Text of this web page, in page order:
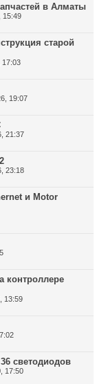
в Алматы
15:49
старой
17:03
19:07
21:37
23:18
и Motor
контроллере
13:59
светодиодов
17:50